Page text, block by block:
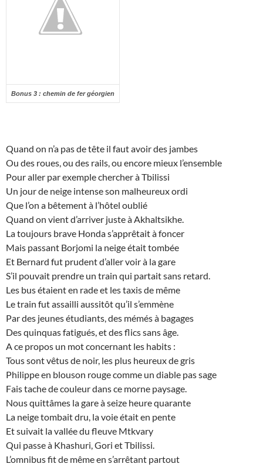
Bonus 3 : chemin de fer géorgien
Quand on n’a pas de tête il faut avoir des jambes
Ou des roues, ou des rails, ou encore mieux l’ensemble
Pour aller par exemple chercher à Tbilissi
Un jour de neige intense son malheureux ordi
Que l’on a bêtement à l’hôtel oublié
Quand on vient d’arriver juste à Akhaltsikhe.
La toujours brave Honda s’apprêtait à foncer
Mais passant Borjomi la neige était tombée
Et Bernard fut prudent d’aller voir à la gare
S’il pouvait prendre un train qui partait sans retard.
Les bus étaient en rade et les taxis de même
Le train fut assailli aussitôt qu’il s’emmène
Par des jeunes étudiants, des mémés à bagages
Des quinquas fatigués, et des flics sans âge.
A ce propos un mot concernant les habits :
Tous sont vêtus de noir, les plus heureux de gris
Philippe en blouson rouge comme un diable pas sage
Fais tache de couleur dans ce morne paysage.
Nous quittâmes la gare à seize heure quarante
La neige tombait dru, la voie était en pente
Et suivait la vallée du fleuve Mtkvary
Qui passe à Khashuri, Gori et Tbilissi.
L’omnibus fit de même en s’arrêtant partout